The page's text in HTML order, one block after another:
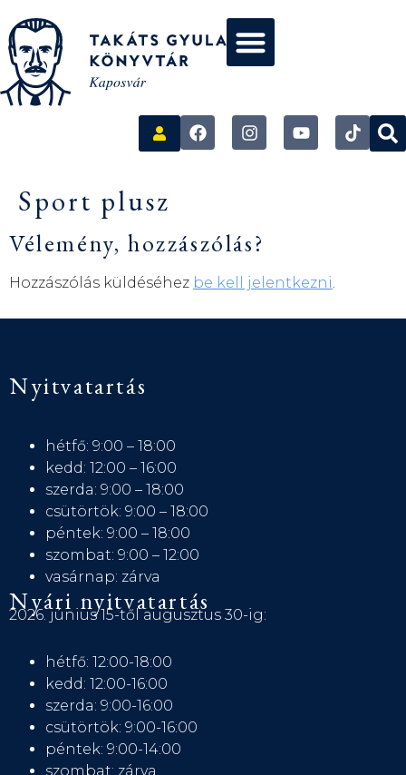
Sport plusz
Vélemény, hozzászólás?
Hozzászólás küldéséhez be kell jelentkezni.
Nyitvatartás
hétfő: 9:00 – 18:00
kedd: 12:00 – 16:00
szerda: 9:00 – 18:00
csütörtök: 9:00 – 18:00
péntek: 9:00 – 18:00
szombat: 9:00 – 12:00
vasárnap: zárva
Nyári nyitvatartás
2026. június 15-től augusztus 30-ig:
hétfő: 12:00-18:00
kedd: 12:00-16:00
szerda: 9:00-16:00
csütörtök: 9:00-16:00
péntek: 9:00-14:00
szombat: zárva